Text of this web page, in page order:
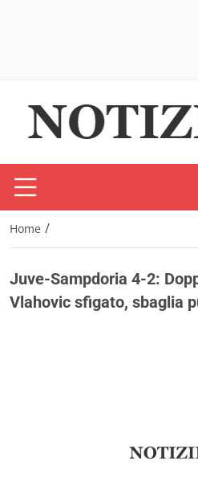
Home /
Juve-Sampdoria 4-2:
Vlahovic sfigato, sbaglia